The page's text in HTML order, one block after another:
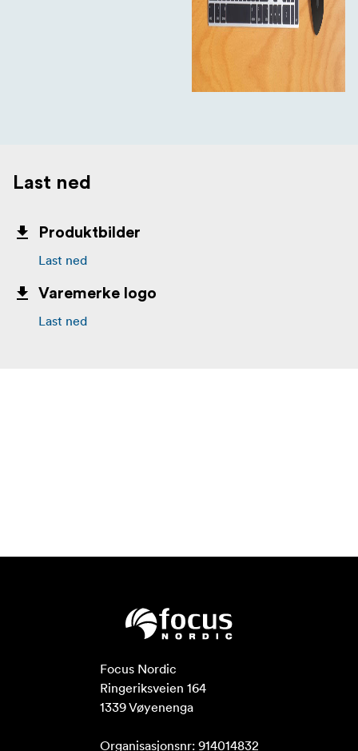
Last ned
Produktbilder
Last ned
Varemerke logo
Last ned
Focus Nordic
Ringeriksveien 164
1339 Vøyenenga
Organisasjonsnr: 914014832